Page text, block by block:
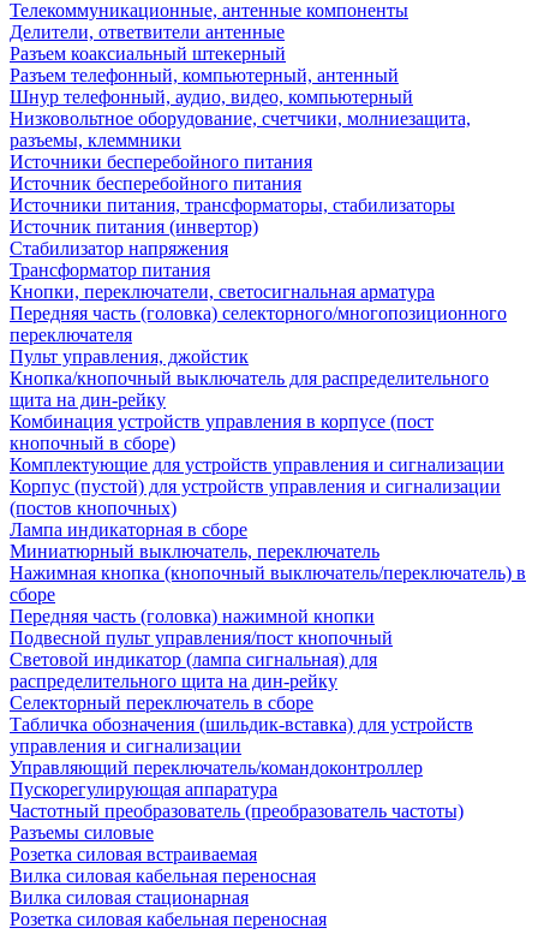
Телекоммуникационные, антенные компоненты
Делители, ответвители антенные
Разъем коаксиальный штекерный
Разъем телефонный, компьютерный, антенный
Шнур телефонный, аудио, видео, компьютерный
Низковольтное оборудование, счетчики, молниезащита,
разъемы, клеммники
Источники бесперебойного питания
Источник бесперебойного питания
Источники питания, трансформаторы, стабилизаторы
Источник питания (инвертор)
Стабилизатор напряжения
Трансформатор питания
Кнопки, переключатели, светосигнальная арматура
Передняя часть (головка) селекторного/многопозиционного
переключателя
Пульт управления, джойстик
Кнопка/кнопочный выключатель для распределительного
щита на дин-рейку
Комбинация устройств управления в корпусе (пост
кнопочный в сборе)
Комплектующие для устройств управления и сигнализации
Корпус (пустой) для устройств управления и сигнализации
(постов кнопочных)
Лампа индикаторная в сборе
Миниатюрный выключатель, переключатель
Нажимная кнопка (кнопочный выключатель/переключатель) в
сборе
Передняя часть (головка) нажимной кнопки
Подвесной пульт управления/пост кнопочный
Световой индикатор (лампа сигнальная) для
распределительного щита на дин-рейку
Селекторный переключатель в сборе
Табличка обозначения (шильдик-вставка) для устройств
управления и сигнализации
Управляющий переключатель/командоконтроллер
Пускорегулирующая аппаратура
Частотный преобразователь (преобразователь частоты)
Разъемы силовые
Розетка силовая встраиваемая
Вилка силовая кабельная переносная
Вилка силовая стационарная
Розетка силовая кабельная переносная